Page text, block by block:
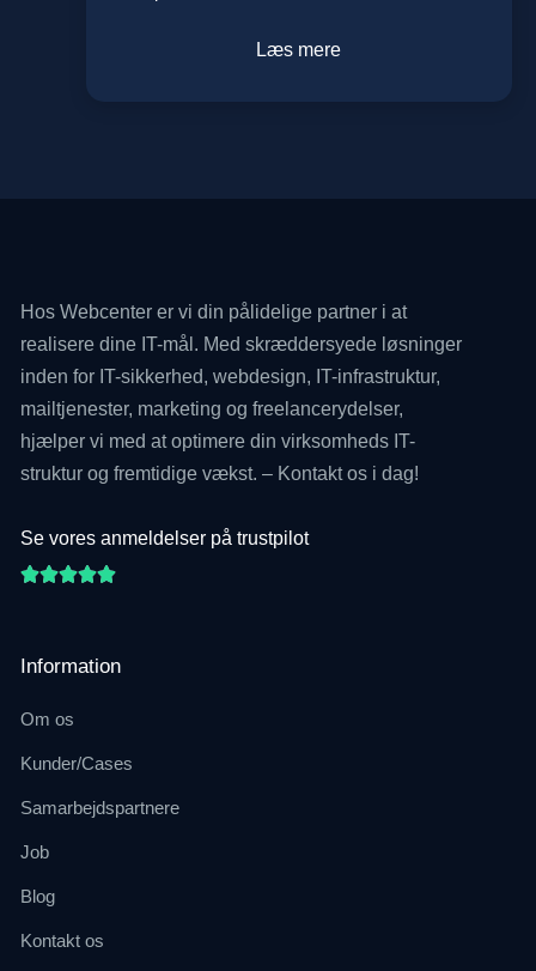
Læs mere
Hos Webcenter er vi din pålidelige partner i at
realisere dine IT-mål. Med skræddersyede løsninger
inden for IT-sikkerhed, webdesign, IT-infrastruktur,
mailtjenester, marketing og freelancerydelser,
hjælper vi med at optimere din virksomheds IT-
struktur og fremtidige vækst. – Kontakt os i dag!
Se vores anmeldelser på trustpilot

Information
Om os
Kunder/Cases
Samarbejdspartnere
Job
Blog
Kontakt os